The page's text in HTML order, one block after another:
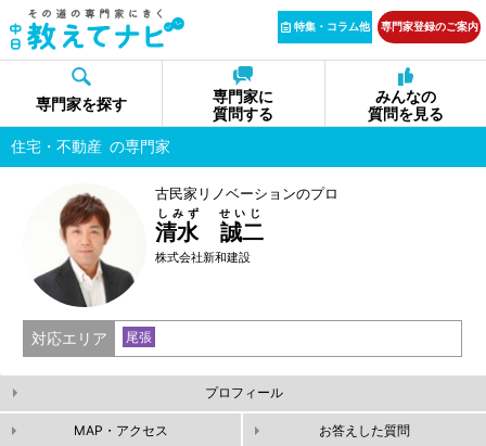
特集・コラム他 専門家登録のご案内
専門家を探す
専門家に
質問する
みんなの
質問を見る
住宅・不動産 の専門家
古民家リノベーションのプロ
清水 誠二
しみず せいじ
株式会社新和建設
対応エリア 尾張
プロフィール
MAP・アクセス お答えした質問